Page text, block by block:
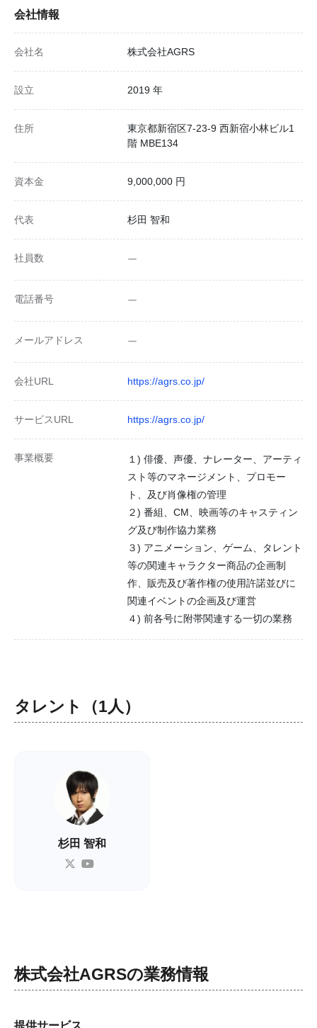
会社情報
会社名 株式会社AGRS
設立 2019 年
住所
東京都新宿区7-23-9 西新宿小林ビル1
階 MBE134
資本金 9,000,000 円
代表 杉田 智和
社員数 ー
電話番号 ー
メールアドレス ー
会社URL https://agrs.co.jp/
サービスURL https://agrs.co.jp/
事業概要
１) 俳優、声優、ナレーター、アーティ
スト等のマネージメント、プロモー
ト、及び肖像権の管理
２) 番組、CM、映画等のキャスティン
グ及び制作協力業務
３) アニメーション、ゲーム、タレント
等の関連キャラクター商品の企画制
作、販売及び著作権の使用許諾並びに
関連イベントの企画及び運営
４) 前各号に附帯関連する一切の業務
タレント（1人）
杉田 智和
株式会社AGRSの業務情報
提供サービス